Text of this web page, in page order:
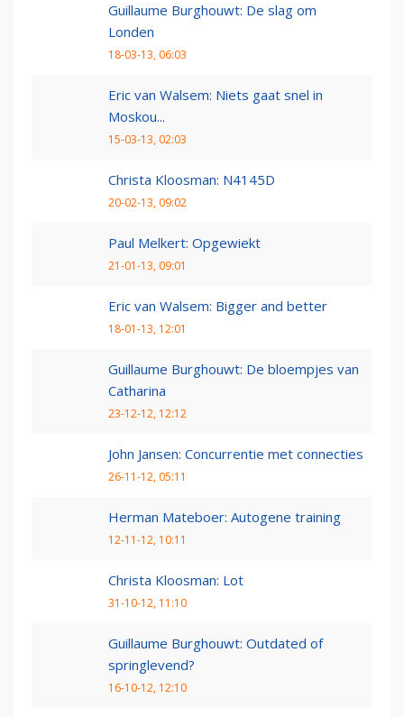
Guillaume Burghouwt: De slag om
Londen
18-03-13, 06:03
Eric van Walsem: Niets gaat snel in
Moskou...
15-03-13, 02:03
Christa Kloosman: N4145D
20-02-13, 09:02
Paul Melkert: Opgewiekt
21-01-13, 09:01
Eric van Walsem: Bigger and better
18-01-13, 12:01
Guillaume Burghouwt: De bloempjes van
Catharina
23-12-12, 12:12
John Jansen: Concurrentie met connecties
26-11-12, 05:11
Herman Mateboer: Autogene training
12-11-12, 10:11
Christa Kloosman: Lot
31-10-12, 11:10
Guillaume Burghouwt: Outdated of
springlevend?
16-10-12, 12:10